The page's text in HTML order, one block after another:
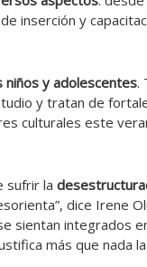
inserción y
niños y adolescentes.
y tratan de
culturales este
sufrir la
dice Irene
sientan integrados
más que nada